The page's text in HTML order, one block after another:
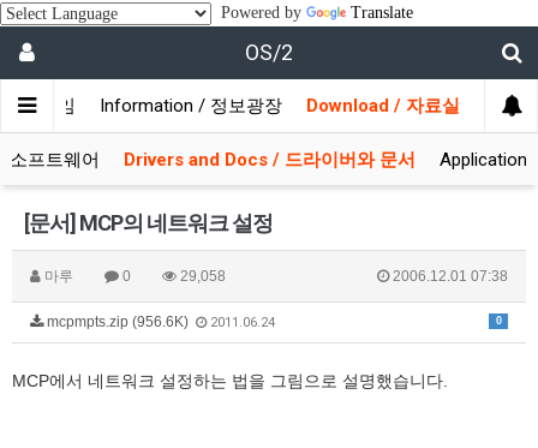
Powered by Translate
OS/2
자모임 Information / 정보광장 Download / 자료실
소프트웨어 Drivers and Docs / 드라이버와 문서
[문서] MCP의 네트워크 설정
마루 0 29,058 2006.12.01 07:38
0
mcpmpts.zip (956.6K) 2011.06.24
MCP에서 네트워크 설정하는 법을 그림으로 설명했습니다.